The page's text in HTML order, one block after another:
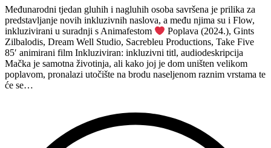
Medijateci
—
Lekcije
mog
tate,
r.
Dalija
Dozet”
Međunarodni tjedan gluhih i nagluhih osoba savršena je prilika za
predstavljanje novih inkluzivnih naslova, a među njima su i Flow,
inkluzivirani u suradnji s Animafestom
Poplava (2024.), Gints
Zilbalodis, Dream Well Studio, Sacrebleu Productions, Take Five
85′ animirani film Inkluziviran: inkluzivni titl, audiodeskripcija​​
Mačka je samotna životinja, ali kako joj je dom uništen velikom
poplavom, pronalazi utočište na brodu naseljenom raznim vrstama te
će se…